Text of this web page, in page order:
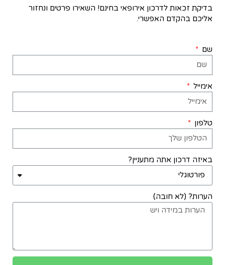
בדיקת זכאות לדרכון אירופאי בחינם! השאירו פרטים ונחזור
אליכם בהקדם האפשרי.
שם
אימייל
טלפון
באיזה דרכון אתה מתעניין?
הערות? (לא חובה)